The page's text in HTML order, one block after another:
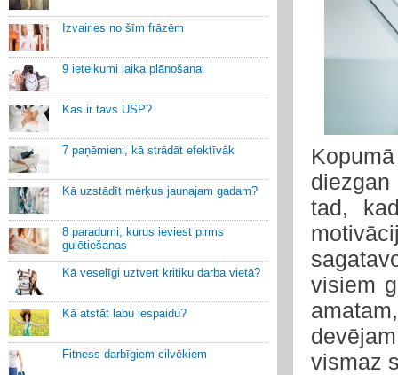
Izvairies no šīm frāzēm
9 ieteikumi laika plānošanai
Kas ir tavs USP?
7 paņēmieni, kā strādāt efektīvāk
Kā uzstādīt mērķus jaunajam gadam?
8 paradumi, kurus ieviest pirms
gulētiešanas
Kā veselīgi uztvert kritiku darba vietā?
Kā atstāt labu iespaidu?
Fitness darbīgiem cilvēkiem
tad,
visiem
vismaz